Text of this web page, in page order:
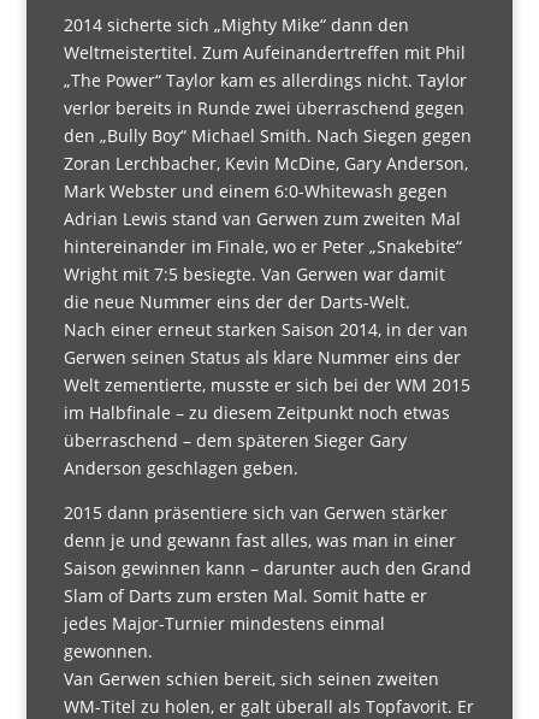
2014 sicherte sich „Mighty Mike“ dann den
Weltmeistertitel. Zum Aufeinandertreffen mit Phil
„The Power“ Taylor kam es allerdings nicht. Taylor
verlor bereits in Runde zwei überraschend gegen
den „Bully Boy“ Michael Smith. Nach Siegen gegen
Zoran Lerchbacher, Kevin McDine, Gary Anderson,
Mark Webster und einem 6:0-Whitewash gegen
Adrian Lewis stand van Gerwen zum zweiten Mal
hintereinander im Finale, wo er Peter „Snakebite“
Wright mit 7:5 besiegte. Van Gerwen war damit
die neue Nummer eins der der Darts-Welt.
Nach einer erneut starken Saison 2014, in der van
Gerwen seinen Status als klare Nummer eins der
Welt zementierte, musste er sich bei der WM 2015
im Halbfinale – zu diesem Zeitpunkt noch etwas
überraschend – dem späteren Sieger Gary
Anderson geschlagen geben.
2015 dann präsentiere sich van Gerwen stärker
denn je und gewann fast alles, was man in einer
Saison gewinnen kann – darunter auch den Grand
Slam of Darts zum ersten Mal. Somit hatte er
jedes Major-Turnier mindestens einmal
gewonnen.
Van Gerwen schien bereit, sich seinen zweiten
WM-Titel zu holen, er galt überall als Topfavorit. Er